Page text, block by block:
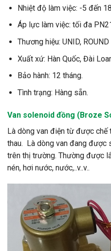
Nhiệt độ làm việc: -5 đến
Áp lực làm việc: tối đa
Thương hiệu: UNID, ROUND
Xuất xứ: Hàn Quốc, Đài
Bảo hành: 12 tháng.
Tình trạng: Hàng sẵn.
Van solenoid đồng (Broze
Là dòng van điện từ được
thau. Là dòng van đang được
trên thị trường. Thường được
nén, hơi nước, nước,..v..v..